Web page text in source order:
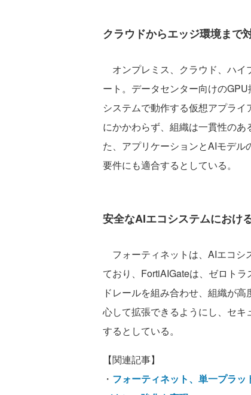
クラウドからエッジ環境まで
オンプレミス、クラウド、ハイ
ート。データセンター向けの
システムで動作する仮想アプラ
にかかわらず、組織は一貫性の
た、アプリケーションとAIモデ
要件にも適合するとしている。
安全なAIエコシステムにおけ
フォーティネットは、AIエコシ
ており、FortiAIGateは、ゼロト
ドレールを組み合わせ、組織が
心して拡張できるようにし、セ
するとしている。
【関連記事】
・ フォーティネット、単一プラ